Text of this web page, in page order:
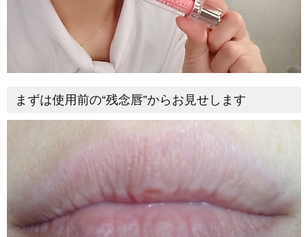
まずは使用前の“残念唇”からお見せします